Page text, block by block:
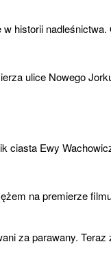
historii nadleśnictwa.
ulice Nowego
ciasta Ewy
na premierze
za parawany.